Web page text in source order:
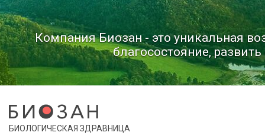
Компания Биозан - это уникальная
благосостояние,
БИОЛОГИЧЕСКАЯ ЗДРАВНИЦА